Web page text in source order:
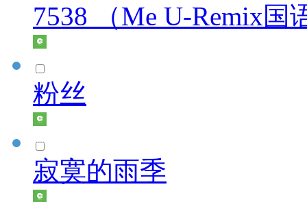
7538 （Me U-Remix国
粉丝
寂寞的雨季